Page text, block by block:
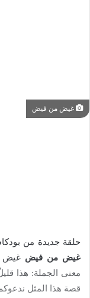
غيض من فيض
حلقة جديدة من
غيض من فيض غيض
معنى الجملة: هذا
قصة هذا المثل